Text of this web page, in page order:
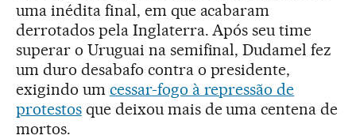
uma inédita final, em que acabaram
derrotados pela Inglaterra. Após seu time
superar o Uruguai na semifinal, Dudamel fez
um duro desabafo contra o presidente,
exigindo um cessar-fogo à repressão de
protestosque deixou mais de uma centena de
mortos.